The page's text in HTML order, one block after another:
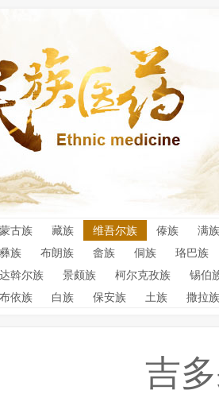
蒙古族 藏族 维吾尔族 傣族
满族
彝族
布朗族 畲族 侗族
珞巴族
达斡尔族
景颇族 柯尔克孜族
锡伯
布依族
白族 保安族 土族 撒拉族
吉